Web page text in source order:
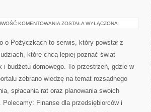
KOMENTOWANIA PODRÓŻE
NIERUCHOMOŚCI
INWESTYCJA
ZOSTAŁA WYŁĄCZONA
o Pożyczkach to serwis, który powstał z
które chcą lepiej poznać świat
i budżetu domowego. To przestrzeń, gdzie w
zebrano wiedzę na temat rozsądnego
spłacania rat oraz planowania swoich
Polecamy: Finanse dla przedsiębiorców i